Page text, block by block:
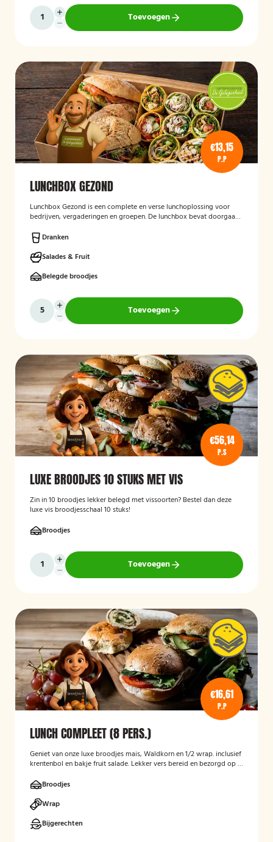
Toevoegen
€13,15
P.P
LUNCHBOX GEZOND
Lunchbox Gezond is een complete en verse lunchoplossing voor
bedrijven, vergaderingen en groepen. De lunchbox bevat doorgaans
fruit en andere gezonde producten, waarbij rekening kan worden
gehouden met dieetwensen en allergieën. De focus ligt op een
smaakvolle, voedzame en verzorgd gepresenteerde lunch die
eenvoudig op locatie wordt bezorgd.
Dranken
Salades & Fruit
Belegde broodjes
Toevoegen
€56,14
P.S
LUXE BROODJES 10 STUKS MET VIS
Zin in 10 broodjes lekker belegd met vissoorten? Bestel dan deze
luxe vis broodjesschaal 10 stuks!
Broodjes
Toevoegen
€16,61
P.P
LUNCH COMPLEET (8 PERS.)
Geniet van onze luxe broodjes mais, Waldkorn en 1/2 wrap. inclusief
krentenbol en bakje fruit salade. Lekker vers bereid en bezorgd op je
Broodjes
Wrap
Bijgerechten